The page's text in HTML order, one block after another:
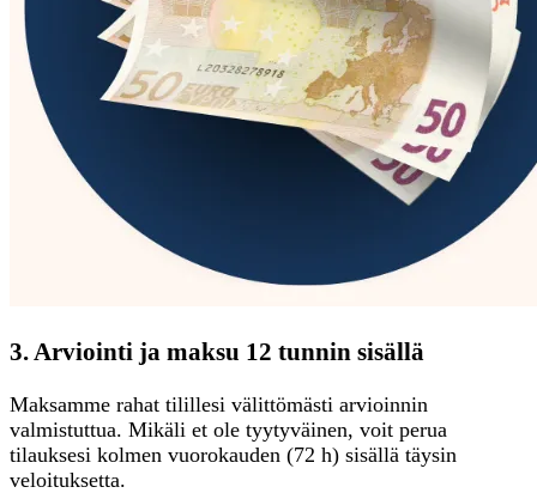
3. Arviointi ja maksu 12 tunnin sisällä
Maksamme rahat tilillesi välittömästi arvioinnin
valmistuttua. Mikäli et ole tyytyväinen, voit perua
tilauksesi kolmen vuorokauden (72 h) sisällä täysin
veloituksetta.